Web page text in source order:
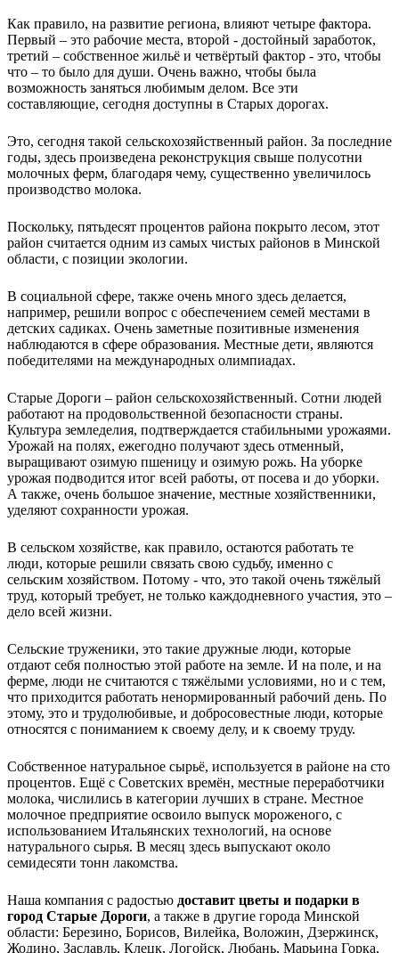
Как правило, на развитие региона, влияют четыре фактора.
Первый – это рабочие места, второй - достойный заработок,
третий – собственное жильё и четвёртый фактор - это, чтобы
что – то было для души. Очень важно, чтобы была
возможность заняться любимым делом. Все эти
составляющие, сегодня доступны в Старых дорогах.
Это, сегодня такой сельскохозяйственный район. За последние
годы, здесь произведена реконструкция свыше полусотни
молочных ферм, благодаря чему, существенно увеличилось
производство молока.
Поскольку, пятьдесят процентов района покрыто лесом, этот
район считается одним из самых чистых районов в Минской
области, с позиции экологии.
В социальной сфере, также очень много здесь делается,
например, решили вопрос с обеспечением семей местами в
детских садиках. Очень заметные позитивные изменения
наблюдаются в сфере образования. Местные дети, являются
победителями на международных олимпиадах.
Старые Дороги – район сельскохозяйственный. Сотни людей
работают на продовольственной безопасности страны.
Культура земледелия, подтверждается стабильными урожаями.
Урожай на полях, ежегодно получают здесь отменный,
выращивают озимую пшеницу и озимую рожь. На уборке
урожая подводится итог всей работы, от посева и до уборки.
А также, очень большое значение, местные хозяйственники,
уделяют сохранности урожая.
В сельском хозяйстве, как правило, остаются работать те
люди, которые решили связать свою судьбу, именно с
сельским хозяйством. Потому - что, это такой очень тяжёлый
труд, который требует, не только каждодневного участия, это –
дело всей жизни.
Сельские труженики, это такие дружные люди, которые
отдают себя полностью этой работе на земле. И на поле, и на
ферме, люди не считаются с тяжёлыми условиями, но и с тем,
что приходится работать ненормированный рабочий день. По
этому, это и трудолюбивые, и добросовестные люди, которые
относятся с пониманием к своему делу, и к своему труду.
Собственное натуральное сырьё, используется в районе на сто
процентов. Ещё с Советских времён, местные переработчики
молока, числились в категории лучших в стране. Местное
молочное предприятие освоило выпуск мороженого, с
использованием Итальянских технологий, на основе
натурального сырья. В месяц здесь выпускают около
семидесяти тонн лакомства.
Наша компания с радостью доставит цветы и подарки в
город Старые Дороги, а также в другие города Минской
области: Березино, Борисов, Вилейка, Воложин, Дзержинск,
Жодино, Заславль, Клецк, Логойск, Любань, Марьина Горка,